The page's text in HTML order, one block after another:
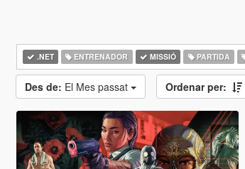
.NET ENTRENADOR MISSIÓ PARTIDA
Des de: El Mes passat Ordenar per: